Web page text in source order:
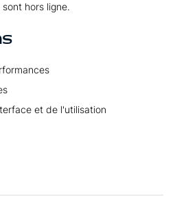
hors ligne.
et de l'utilisation